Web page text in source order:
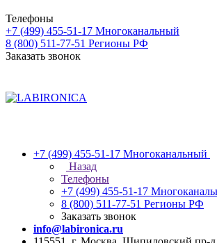
Телефоны
+7 (499) 455-51-17 Многоканальный
8 (800) 511-77-51 Регионы РФ
Заказать звонок
+7 (499) 455-51-17 Многоканальный
Назад
Телефоны
+7 (499) 455-51-17
8 (800) 511-77-51 Регионы РФ
Заказать звонок
info@labironica.ru